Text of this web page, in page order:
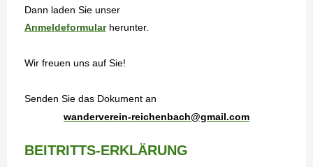
Dann laden Sie unser
Anmeldeformular herunter.
Wir freuen uns auf Sie!
Senden Sie das Dokument an
wanderverein-reichenbach@gmail.com
BEITRITTS-ERKLÄRUNG